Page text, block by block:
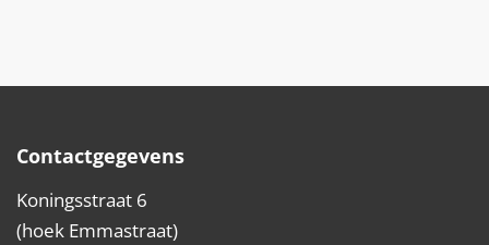
Contactgegevens
Koningsstraat 6
(hoek Emmastraat)